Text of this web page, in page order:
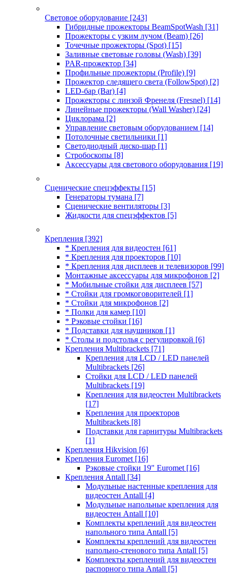
Световое оборудование [243]
Гибридные прожекторы BeamSpotWash [31]
Прожекторы с узким лучом (Beam) [26]
Точечные прожекторы (Spot) [15]
Заливные световые головы (Wash) [39]
PAR-прожектор [34]
Профильные прожекторы (Profile) [9]
Прожектор следящего света (FollowSpot) [2]
LED-бар (Bar) [4]
Прожекторы с линзой Френеля (Fresnel) [14]
Линейные прожекторы (Wall Washer) [24]
Циклорама [2]
Управление световым оборудованием [14]
Потолочные светильники [1]
Светодиодный диско-шар [1]
Стробоскопы [8]
Аксессуары для светового оборудования [19]
Сценические спецэффекты [15]
Генераторы тумана [7]
Сценические вентиляторы [3]
Жидкости для спецэффектов [5]
Крепления [392]
* Крепления для видеостен [61]
* Крепления для проекторов [10]
* Крепления для дисплеев и телевизоров [99]
Монтажные аксессуары для микрофонов [2]
* Мобильные стойки для дисплеев [57]
* Стойки для громкоговорителей [1]
* Стойки для микрофонов [2]
* Полки для камер [10]
* Рэковые стойки [16]
* Подставки для наушников [1]
* Столы и подстолья с регулировкой [6]
Крепления Multibrackets [71]
Крепления для LCD / LED панелей
Multibrackets [26]
Стойки для LCD / LED панелей
Multibrackets [19]
Крепления для видеостен Multibrackets
[17]
Крепления для проекторов
Multibrackets [8]
Подставки для гарнитуры Multibrackets
[1]
Крепления Hikvision [6]
Крепления Euromet [16]
Рэковые стойки 19" Euromet [16]
Крепления Antall [34]
Модульные настенные крепления для
видеостен Antall [4]
Модульные напольные крепления для
видеостен Antall [10]
Комплекты креплений для видеостен
напольного типа Antall [5]
Комплекты креплений для видеостен
напольно-стенового типа Antall [5]
Комплекты креплений для видеостен
распорного типа Antall [5]